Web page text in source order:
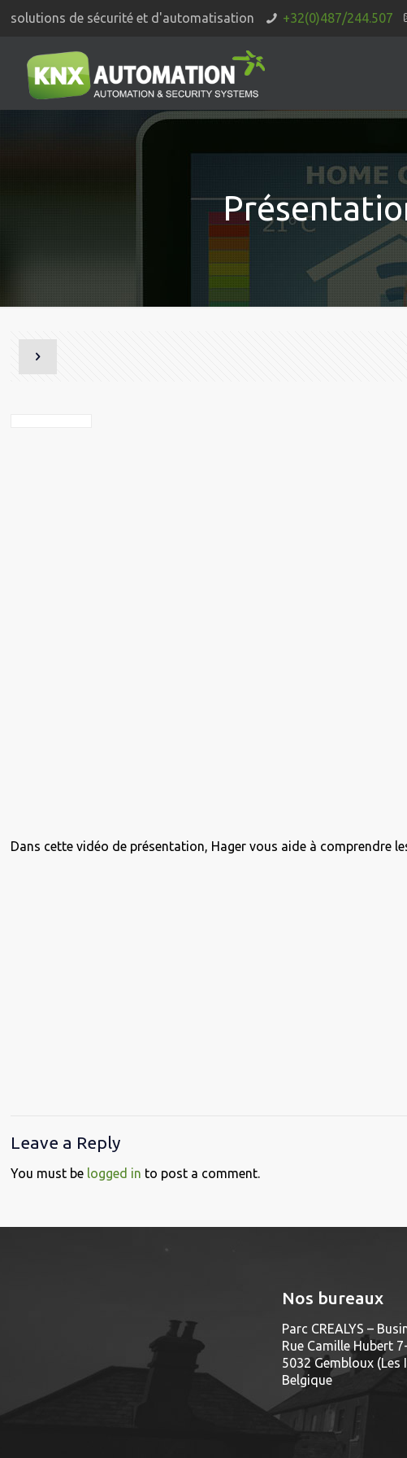
solutions de sécurité et d'automatisation +32(0)487/244.507
Dans cette vidéo de présentation, Hager vous aide à comprendre
Leave a Reply
You must be logged in to post a comment.
Nos bureaux
Parc CREALYS –
Rue Camille Hubert
5032 Gembloux (Les
Belgique